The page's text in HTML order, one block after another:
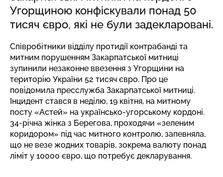
Угорщиною конфіскували понад 50
тисяч євро, які не були задекларовані.
Співробітники відділу протидії контрабанді та
митним порушенням Закарпатської митниці
зупинили незаконне ввезення з Угорщини на
територію України 52 тисяч євро. Про це
повідомила пресслужба Закарпатської митниці.
Інцидент стався в неділю, 19 квітня, на митному
посту «Астей» на українсько-угорському кордоні.
34-річна жінка з Берегова, проходячи «зеленим
коридором» під час митного контролю, запевняла,
що не везе жодних товарів, зокрема валюту понад
ліміт у 10000 євро, що потребує декларування.